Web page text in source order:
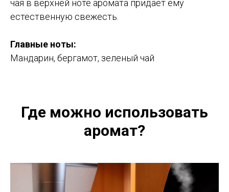
чая в верхней ноте аромата придает ему
естественную свежесть.
Главные ноты:
Мандарин, бергамот, зеленый чай
Где можно использовать
аромат?